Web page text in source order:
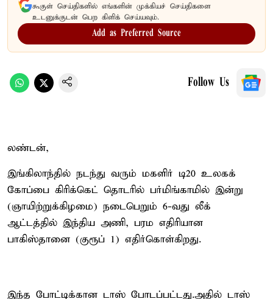
கூகுள் செய்திகளில் எங்களின் முக்கியச் செய்திகளை
உடனுக்குடன் பெற கிளிக் செய்யவும்.
Add as Preferred Source
Follow Us
லண்டன்,
இங்கிலாந்தில் நடந்து வரும் மகளிர் டி20 உலகக்
கோப்பை கிரிக்கெட் தொடரில் பர்மிங்காமில் இன்று
(ஞாயிற்றுக்கிழமை) நடைபெறும் 6-வது லீக்
ஆட்டத்தில் இந்திய அணி, பரம எதிரியான
பாகிஸ்தானை (குரூப் 1) எதிர்கொள்கிறது.
இந்த போட்டிக்கான டாஸ் போடப்பட்டது.அதில் டாஸ்